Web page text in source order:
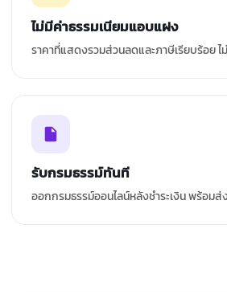
ไม่มีค่าธรรมเนียมแอบแฝง
ราคาที่แสดงรวมส่วนลดและภาษีเรียบร้อย ไ
รับกรมธรรม์ทันที
ออกกรมธรรม์ออนไลน์หลังชำระเงิน พร้อมส่